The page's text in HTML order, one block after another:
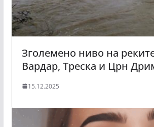
Зголемено ниво на
Вардар, Треска и Црн
15.12.2025